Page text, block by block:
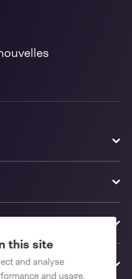
this site
and analyse
and usage,